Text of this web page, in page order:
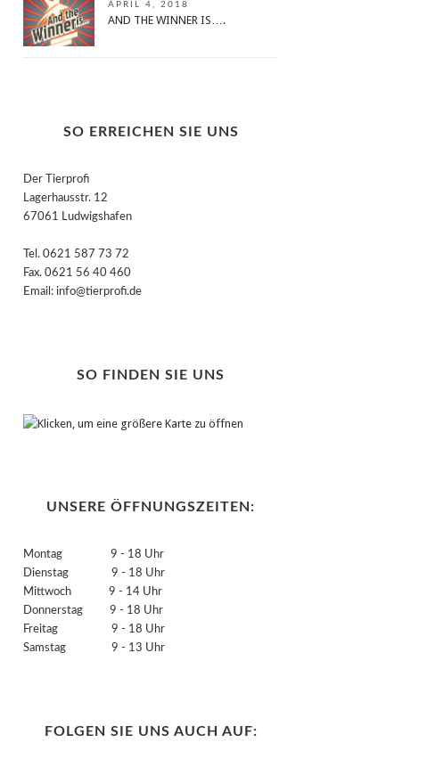
APRIL 4, 2018
AND THE WINNER IS….
SO ERREICHEN SIE UNS
Der Tierprofi
Lagerhausstr. 12
67061 Ludwigshafen
Tel. 0621 587 73 72
Fax. 0621 56 40 460
Email: info@tierprofi.de
SO FINDEN SIE UNS
UNSERE ÖFFNUNGSZEITEN:
Montag 9 - 18 Uhr
Dienstag 9 - 18 Uhr
Mittwoch 9 - 14 Uhr
Donnerstag 9 - 18 Uhr
Freitag 9 - 18 Uhr
Samstag 9 - 13 Uhr
FOLGEN SIE UNS AUCH AUF: